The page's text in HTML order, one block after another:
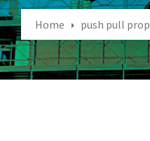
Home push pull prop